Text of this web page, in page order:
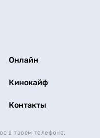
Онлайн
Кинокайф
Контакты
в твоем телефоне.